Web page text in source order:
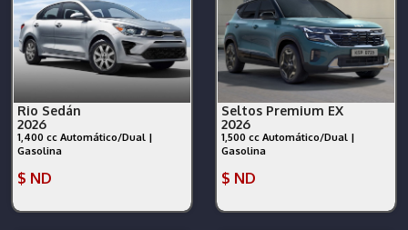
Rio Sedán
2026
1,400 cc Automático/Dual |
Gasolina
$ ND
Seltos Premium EX
2026
1,500 cc Automático/Dual |
Gasolina
$ ND